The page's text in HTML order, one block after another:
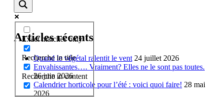
Exact matches only
Recherche in title
Recherche in content
Articles récents
Quand le végétal ralentit le vent 24 juillet 2026
Envahissantes…. Vraiment? Elles ne le sont pas toutes.
26 juin 2026
Calendrier horticole pour l’été : voici quoi faire! 28 mai
2026